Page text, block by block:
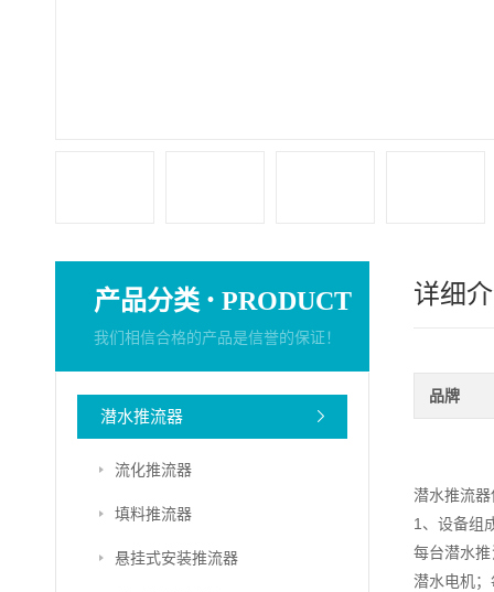
产品分类 · PRODUCT
我们相信合格的产品是信誉的保证！
潜水推流器
流化推流器
填料推流器
悬挂式安装推流器
详细
品牌
潜水推流
1、设备组
每台潜水
潜水电机